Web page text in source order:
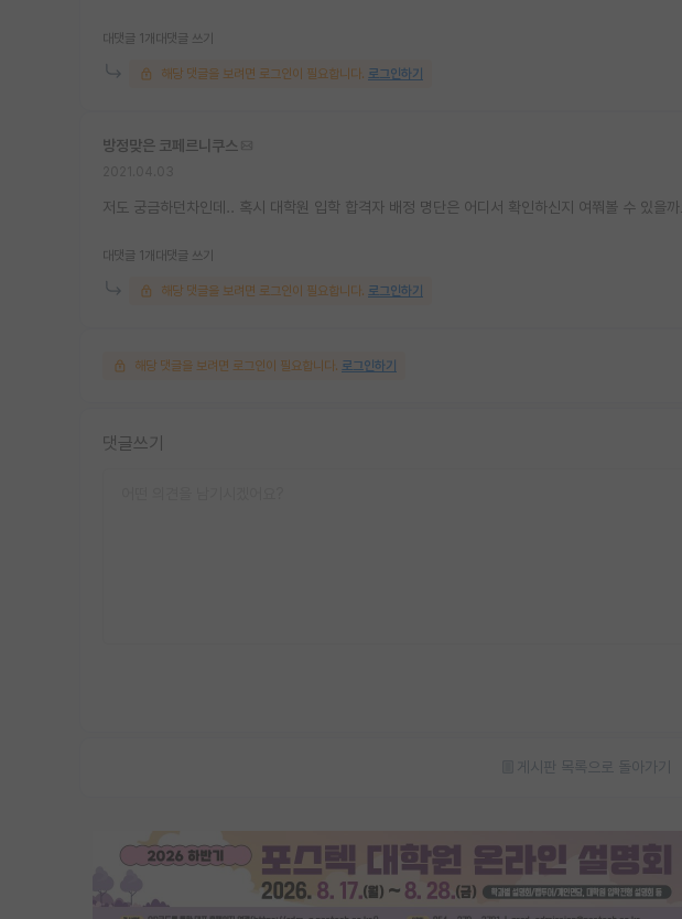
대댓글 1개 대댓글 쓰기
해당 댓글을 보려면 로그인이 필요합니다. 로그인하기
방정맞은 코페르니쿠스
저도 궁금하던차인데.. 혹시 대학원 입학 합격자 배정 명단은 어디서 확인하신지 여쭤볼 수 있을
대댓글 1개 대댓글 쓰기
해당 댓글을 보려면 로그인이 필요합니다. 로그인하기
해당 댓글을 보려면 로그인이 필요합니다. 로그인하기
댓글쓰기
게시판 목록으로 돌아가기